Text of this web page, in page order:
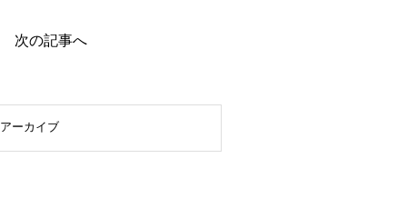
次の記事へ
ーカイブ